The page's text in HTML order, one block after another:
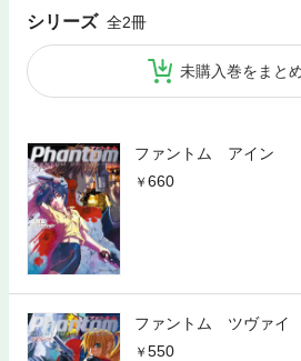
シリーズ 全2冊
未購入巻をまと
ファントム アイン
660
ファントム ツヴァイ
550